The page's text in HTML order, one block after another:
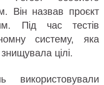
Він назвав проєкт
Під час тестів
систему, яка
цілі.
використовували